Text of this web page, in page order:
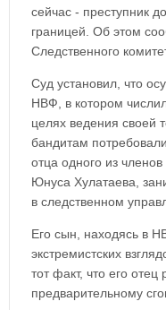
сейчас - преступник
границей. Об этом
Следственного
Суд установил, что
НВФ, в котором
целях ведения своей
бандитам
отца одного из
Юнуса Хулатаева,
в следственном
Его сын, находясь в
экстремистских
тот факт, что его
предварительному